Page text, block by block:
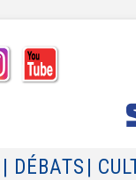
| DÉBATS |